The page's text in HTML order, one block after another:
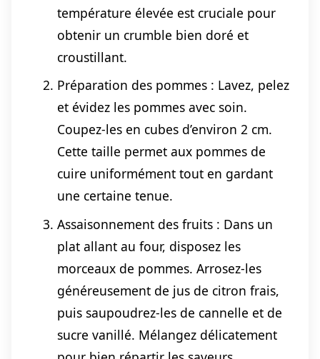
température élevée est cruciale pour
obtenir un crumble bien doré et
croustillant.
Préparation des pommes : Lavez, pelez
et évidez les pommes avec soin.
Coupez-les en cubes d’environ 2 cm.
Cette taille permet aux pommes de
cuire uniformément tout en gardant
une certaine tenue.
Assaisonnement des fruits : Dans un
plat allant au four, disposez les
morceaux de pommes. Arrosez-les
généreusement de jus de citron frais,
puis saupoudrez-les de cannelle et de
sucre vanillé. Mélangez délicatement